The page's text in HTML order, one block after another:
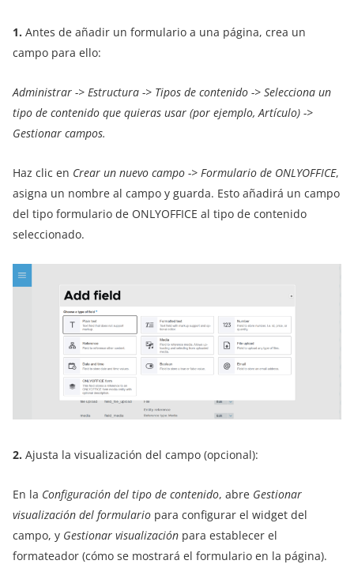
1. Antes de añadir un formulario a una página, crea un
campo para ello:
Administrar -> Estructura -> Tipos de contenido -> Selecciona un
tipo de contenido que quieras usar (por ejemplo, Artículo) ->
Gestionar campos.
Haz clic en Crear un nuevo campo -> Formulario de ONLYOFFICE,
asigna un nombre al campo y guarda. Esto añadirá un campo
del tipo formulario de ONLYOFFICE al tipo de contenido
seleccionado.
2. Ajusta la visualización del campo (opcional):
En la Configuración del tipo de contenido, abre Gestionar
visualización del formulario para configurar el widget del
campo, y Gestionar visualización para establecer el
formateador (cómo se mostrará el formulario en la página).